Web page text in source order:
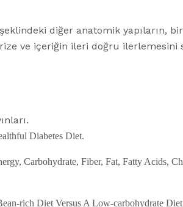
diğer anatomik yapıların,
ve içeriğin ileri doğru ilerlemesini
Diabetes Diet.
Carbohydrate, Fiber, Fat, Fatty Acids,
rich Diet Versus A Low-carbohydrate